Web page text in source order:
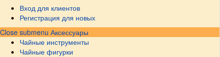
Вход для клиентов
Регистрация для новых
Close submenu Аксессуары
Чайные инструменты
Чайные фигурки